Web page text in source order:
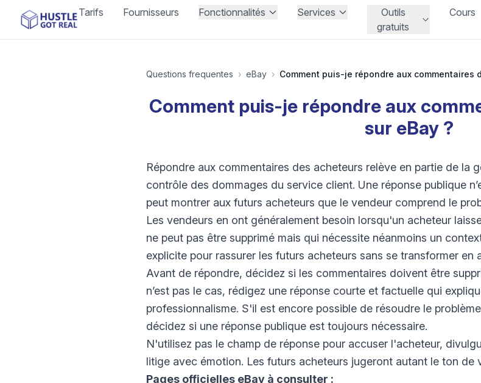
Tarifs Fournisseurs Fonctionnalités Services
Outils
gratuits
Cours
Questions frequentes › eBay ›
Comment puis-je répondre aux
sur eBay ?
Répondre aux commentaires des acheteurs relève en partie de la
contrôle des dommages du service client. Une réponse publique
peut montrer aux futurs acheteurs que le vendeur comprend le
Les vendeurs en ont généralement besoin lorsqu'un acheteur
ne peut pas être supprimé mais qui nécessite néanmoins un
explicite pour rassurer les futurs acheteurs sans se transformer en
Avant de répondre, décidez si les commentaires doivent être
n’est pas le cas, rédigez une réponse courte et factuelle qui
professionnalisme. S'il est encore possible de résoudre le
décidez si une réponse publique est toujours nécessaire.
N'utilisez pas le champ de réponse pour accuser l'acheteur,
litige avec émotion. Les futurs acheteurs jugeront autant le ton de
Pages officielles eBay à consulter :